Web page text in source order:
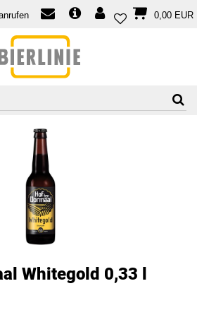
0,00 EUR
Whitegold 0,33 l